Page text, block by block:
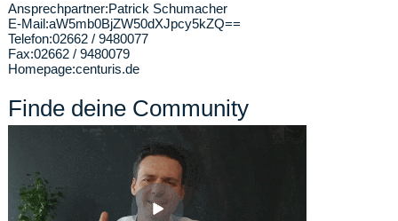
Ansprechpartner:Patrick Schumacher
E-Mail:aW5mb0BjZW50dXJpcy5kZQ==
Telefon:02662 / 9480077
Fax:02662 / 9480079
Homepage:centuris.de
Finde deine Community